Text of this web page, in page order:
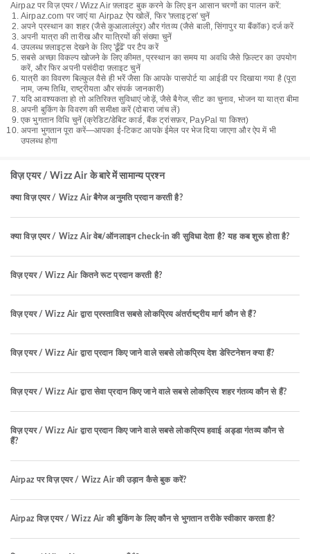
Airpaz पर विज़ एयर / Wizz Air फ़्लाइट बुक करने के लिए इन आसान चरणों का पालन करें:
Airpaz.com पर जाएं या Airpaz ऐप खोलें, फिर 'फ़्लाइट्स' चुनें
अपने प्रस्थान का शहर (जैसे कुआलालंपुर) और गंतव्य (जैसे बाली, सिंगापुर या बैंकॉक) दर्ज करें
अपनी यात्रा की तारीख और यात्रियों की संख्या चुनें
उपलब्ध फ़्लाइट्स देखने के लिए 'ढूँढें' पर टैप करें
सबसे अच्छा विकल्प खोजने के लिए कीमत, प्रस्थान का समय या अवधि जैसे फ़िल्टर का उपयोग
करें, और फिर अपनी पसंदीदा फ़्लाइट चुनें
यात्री का विवरण बिल्कुल वैसे ही भरें जैसा कि आपके पासपोर्ट या आईडी पर दिखाया गया है (पूरा
नाम, जन्म तिथि, राष्ट्रीयता और संपर्क जानकारी)
यदि आवश्यकता हो तो अतिरिक्त सुविधाएं जोड़ें, जैसे बैगेज, सीट का चुनाव, भोजन या यात्रा बीमा
अपनी बुकिंग के विवरण की समीक्षा करें (दोबारा जांच लें)
एक भुगतान विधि चुनें (क्रेडिट/डेबिट कार्ड, बैंक ट्रांसफ़र, PayPal या किश्त)
अपना भुगतान पूरा करें—आपका ई-टिकट आपके ईमेल पर भेज दिया जाएगा और ऐप में भी
उपलब्ध होगा
विज़ एयर / Wizz Air के बारे में सामान्य प्रश्न
क्या विज़ एयर / Wizz Air बैगेज अनुमति प्रदान करती है?
क्या विज़ एयर / Wizz Air वेब/ऑनलाइन check-in की सुविधा देता है? यह कब शुरू होता है?
विज़ एयर / Wizz Air कितने रूट प्रदान करती है?
विज़ एयर / Wizz Air द्वारा प्रस्तावित सबसे लोकप्रिय अंतर्राष्ट्रीय मार्ग कौन से हैं?
विज़ एयर / Wizz Air द्वारा प्रदान किए जाने वाले सबसे लोकप्रिय देश डेस्टिनेशन क्या हैं?
विज़ एयर / Wizz Air द्वारा सेवा प्रदान किए जाने वाले सबसे लोकप्रिय शहर गंतव्य कौन से हैं?
विज़ एयर / Wizz Air द्वारा प्रदान किए जाने वाले सबसे लोकप्रिय हवाई अड्डा गंतव्य कौन से
हैं?
Airpaz पर विज़ एयर / Wizz Air की उड़ान कैसे बुक करें?
Airpaz विज़ एयर / Wizz Air की बुकिंग के लिए कौन से भुगतान तरीके स्वीकार करता है?